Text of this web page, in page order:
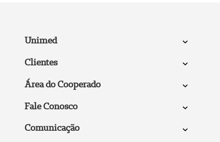
Unimed
Clientes
Área do Cooperado
Fale Conosco
Comunicação